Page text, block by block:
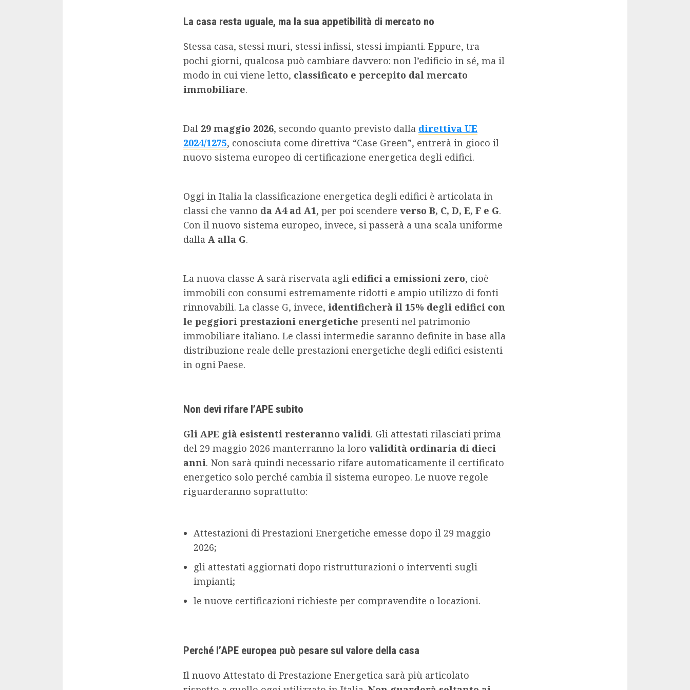
La casa resta uguale, ma la sua appetibilità di mercato no
Stessa casa, stessi muri, stessi infissi, stessi impianti. Eppure, tra
pochi giorni, qualcosa può cambiare davvero: non l’edificio in sé, ma il
modo in cui viene letto, classificato e percepito dal mercato
immobiliare.
Dal 29 maggio 2026, secondo quanto previsto dalla direttiva UE
2024/1275, conosciuta come direttiva “Case Green”, entrerà in gioco il
nuovo sistema europeo di certificazione energetica degli edifici.
Oggi in Italia la classificazione energetica degli edifici è articolata in
classi che vanno da A4 ad A1, per poi scendere verso B, C, D, E, F e G.
Con il nuovo sistema europeo, invece, si passerà a una scala uniforme
dalla A alla G.
La nuova classe A sarà riservata agli edifici a emissioni zero, cioè
immobili con consumi estremamente ridotti e ampio utilizzo di fonti
rinnovabili. La classe G, invece, identificherà il 15% degli edifici con
le peggiori prestazioni energetiche presenti nel patrimonio
immobiliare italiano. Le classi intermedie saranno definite in base alla
distribuzione reale delle prestazioni energetiche degli edifici esistenti
in ogni Paese.
Non devi rifare l’APE subito
Gli APE già esistenti resteranno validi. Gli attestati rilasciati prima
del 29 maggio 2026 manterranno la loro validità ordinaria di dieci
anni. Non sarà quindi necessario rifare automaticamente il certificato
energetico solo perché cambia il sistema europeo. Le nuove regole
riguarderanno soprattutto:
Attestazioni di Prestazioni Energetiche emesse dopo il 29 maggio
2026;
gli attestati aggiornati dopo ristrutturazioni o interventi sugli
impianti;
le nuove certificazioni richieste per compravendite o locazioni.
Perché l’APE europea può pesare sul valore della casa
Il nuovo Attestato di Prestazione Energetica sarà più articolato